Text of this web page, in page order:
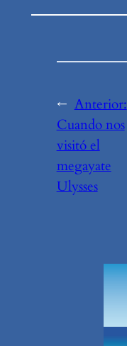
← Anterior:
Cuando nos
visitó el
megayate
Ulysses